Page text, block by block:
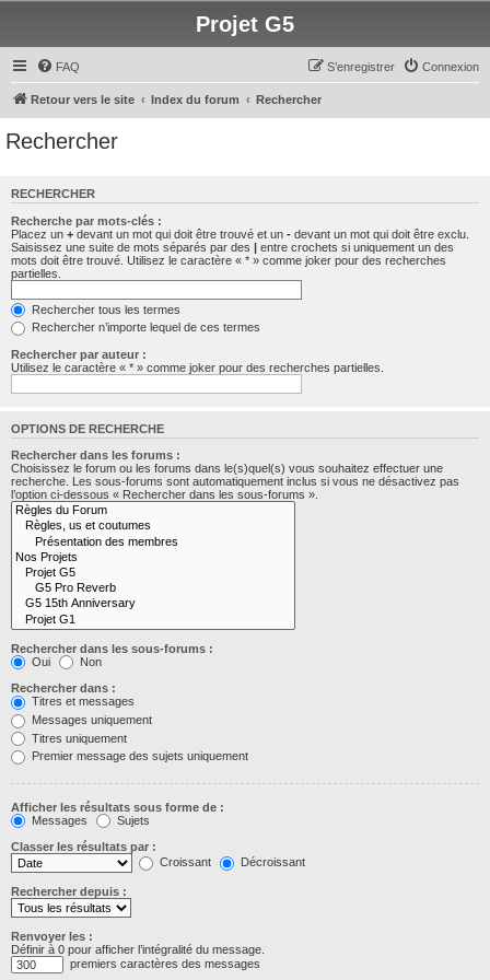
Projet G5
FAQ Connexion
S’enregistrer
Retour vers le site Index du forum Rechercher
Rechercher
RECHERCHER
Recherche par mots-clés :
Placez un + devant un mot qui doit être trouvé et un - devant un mot qui doit être exclu.
Saisissez une suite de mots séparés par des | entre crochets si uniquement un des
mots doit être trouvé. Utilisez le caractère « * » comme joker pour des recherches
partielles.
Rechercher tous les termes
Rechercher n’importe lequel de ces termes
Rechercher par auteur :
Utilisez le caractère « * » comme joker pour des recherches partielles.
OPTIONS DE RECHERCHE
Rechercher dans les forums :
Choisissez le forum ou les forums dans le(s)quel(s) vous souhaitez effectuer une
recherche. Les sous-forums sont automatiquement inclus si vous ne désactivez pas
l’option ci-dessous « Rechercher dans les sous-forums ».
Rechercher dans les sous-forums :
Oui
Non
Rechercher dans :
Titres et messages
Messages uniquement
Titres uniquement
Premier message des sujets uniquement
Afficher les résultats sous forme de :
Messages
Sujets
Classer les résultats par :
Croissant
Décroissant
Rechercher depuis :
Renvoyer les :
Définir à 0 pour afficher l’intégralité du message.
premiers caractères des messages